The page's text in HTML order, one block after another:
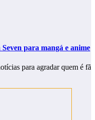
para mangá e anime
para agradar quem é fã